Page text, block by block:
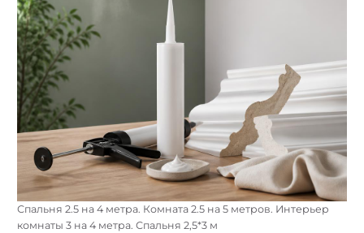
Спальня 2.5 на 4 метра. Комната 2.5 на 5 метров. Интерьер
комнаты 3 на 4 метра. Спальня 2,5*3 м